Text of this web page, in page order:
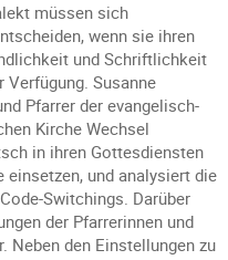
müssen sich
wenn sie ihren
und Schriftlichkeit
Verfügung. Susanne
Pfarrer der evangelisch-
Kirche Wechsel
in ihren Gottesdiensten
und analysiert die
Switchings. Darüber
der Pfarrerinnen und
Neben den Einstellungen zu